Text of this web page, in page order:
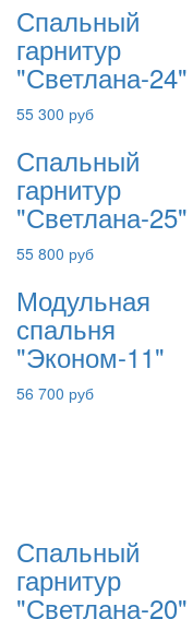
Спальный
гарнитур
"Светлана-24"
55 300 руб
Спальный
гарнитур
"Светлана-25"
55 800 руб
Модульная
спальня
"Эконом-11"
56 700 руб
Спальный
гарнитур
"Светлана-20"